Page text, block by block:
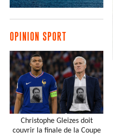
OPINION SPORT
Christophe Gleizes doit
couvrir la finale de la Coupe